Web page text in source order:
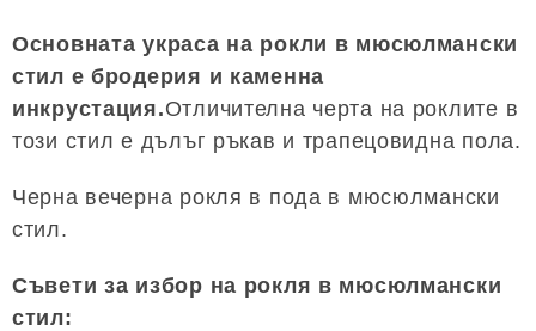
Основната украса на рокли в мюсюлмански
стил е бродерия и каменна
инкрустация.Отличителна черта на роклите в
този стил е дълъг ръкав и трапецовидна пола.
Черна вечерна рокля в пода в мюсюлмански
стил.
Съвети за избор на рокля в мюсюлмански
стил: